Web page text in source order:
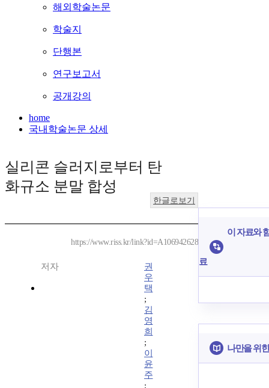
해외학술논문
학술지
단행본
연구보고서
공개강의
home
국내학술논문 상세
실리콘 슬러지로부터 탄
화규소 분말 합성
한글로보기
https://www.riss.kr/link?id=A106942628
저자
권
우
택
;
김
영
희
;
이
윤
주
;
이 자료와
료
나만을 위